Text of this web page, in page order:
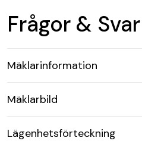
Frågor & Svar
Mäklarinformation
Mäklarbild
Lägenhetsförteckning